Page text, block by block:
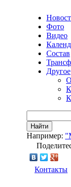
Фото
Видео
Состав
Другое
Найти
Например:
Контакты